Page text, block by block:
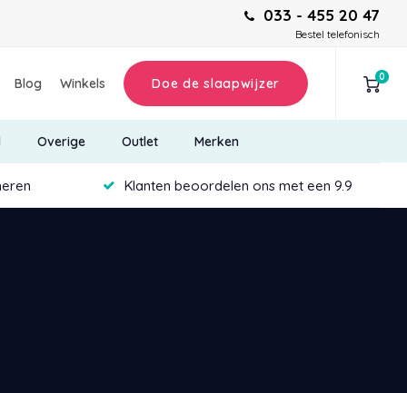
033 - 455 20 47
Bestel telefonisch
Blog Winkels Doe de slaapwijzer 0
Overige Outlet Merken
Klanten beoordelen ons met een 9.9